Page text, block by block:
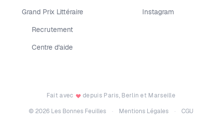
Grand Prix Littéraire
Recrutement
Centre d'aide
Instagram
Fait avec
depuis Paris, Berlin et Marseille
©2026 Les Bonnes Feuilles · Mentions Légales · CGU